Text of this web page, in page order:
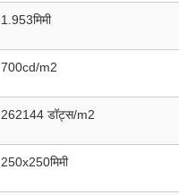
1.953मिमी
700cd/m2
262144 डॉट्स/m2
250x250मिमी